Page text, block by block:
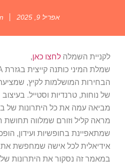
אפריל 9, 2025
לקניית השמלה לחצו כאן,
הבחירות המושלמות לקיץ,
של נוחות, טרנדיות וסטייל.
מביאה עמה את כל היתרונות של
שמתאפיינת בחופשיות ועידון,
אידיאלית לכל אישה שמחפשת
במאמר זה נסקור את היתרונות